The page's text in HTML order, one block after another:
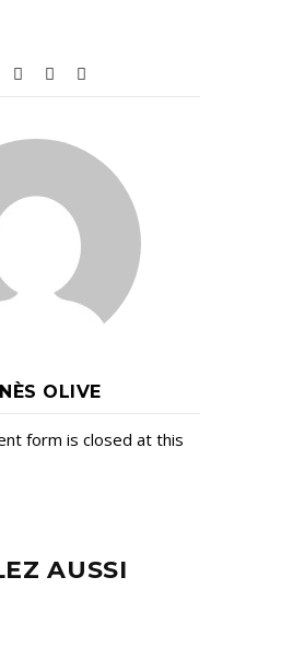
OLIVE
form is closed at this
AUSSI